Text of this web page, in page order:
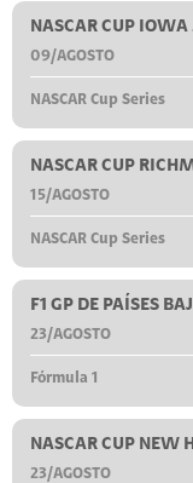
NASCAR CUP
09/AGOSTO
NASCAR Cup Series
NASCAR CUP
15/AGOSTO
NASCAR Cup Series
F1 GP DE PAÍSES
23/AGOSTO
Fórmula 1
NASCAR CUP NEW
23/AGOSTO